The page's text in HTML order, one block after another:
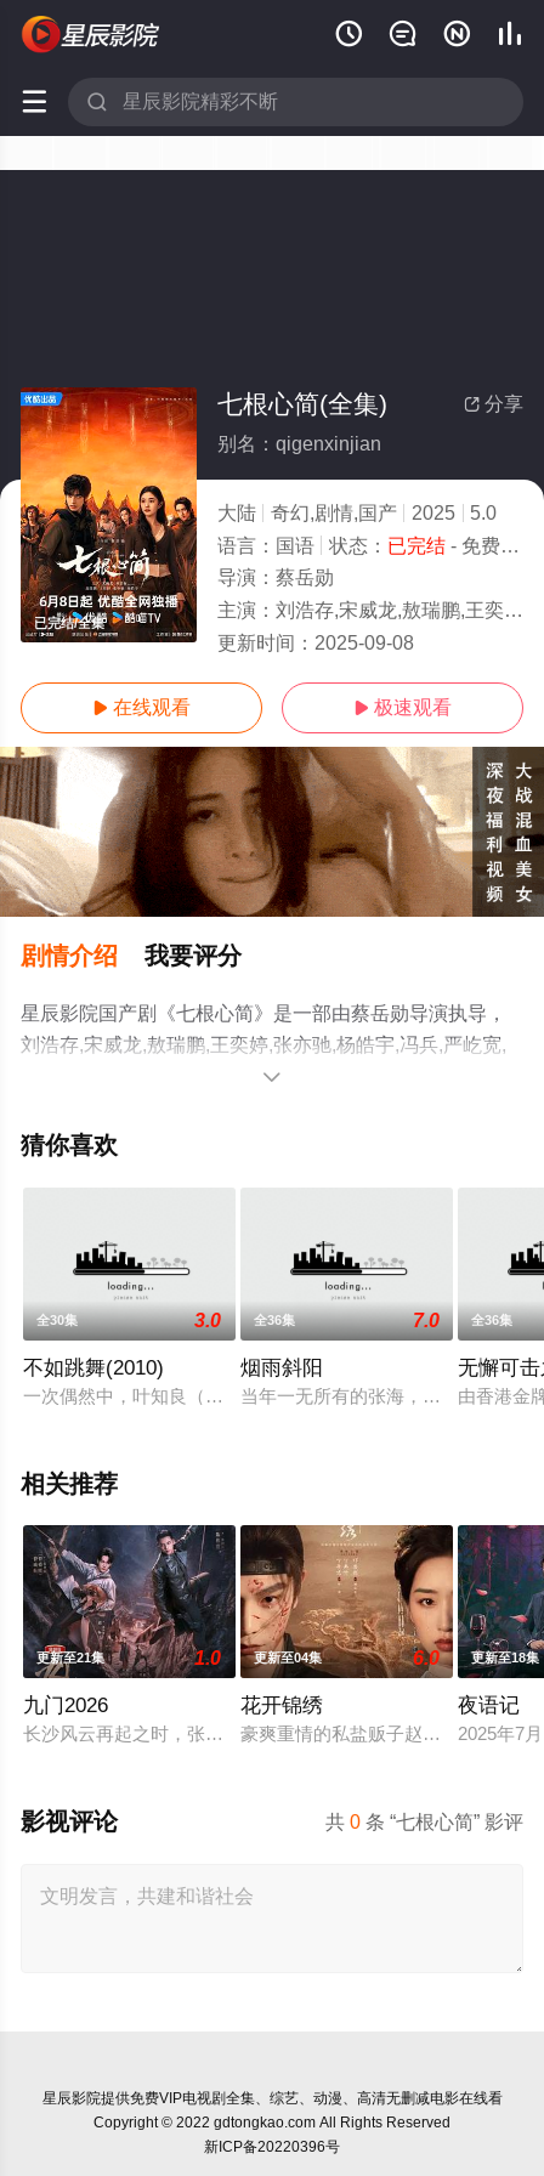
   
 
已完结/全集
 分享
七根心简(全集)
别名：qigenxinjian
大陆 奇幻,剧情,国产 2025
5.0
语言： 国语 状态： 已完结- 免费在线观看
导演： 蔡岳勋
主演： 刘浩存,宋威龙,敖瑞鹏,王奕婷,张亦驰,杨皓宇,冯兵,严屹宽,沙宝亮,左小青,岳跃利
更新时间： 2025-09-08
 在线观看  极速观看
剧情介绍 我要评分
星辰影院国产剧《七根心简》是一部由蔡岳勋导演执导，
刘浩存,宋威龙,敖瑞鹏,王奕婷,张亦驰,杨皓宇,冯兵,严屹宽,
沙宝亮,左小青,岳跃利等演员精彩演绎的大陆电视剧，大结
版电视剧全集就上星辰影视，更多相关信息可移步至豆瓣

猜你喜欢
全30集 3.0
不如跳舞(2010)
一次偶然中，叶知良（张国立 饰）结识了名为丁歌（韩雨芹 饰
全36集 7.0
烟雨斜阳
当年一无所有的张海，今天之所以能
全36集
无懈可
由香港金
相关推荐
更新至21集 1.0
九门2026
长沙风云再起之时，张启山（陈伟霆 饰）与吴老狗（曾舜晞 饰
更新至04集 6.0
花开锦绣
豪爽重情的私盐贩子赵凌虽出身草莽
更新至18集
夜语记
2025年7
共0 条 “七根心简” 影评
影视评论
星辰影院提供免费VIP电视剧全集、综艺、动漫、高清无删减电影在线看
Copyright © 2022 gdtongkao.com All Rights Reserved
新ICP备20220396号